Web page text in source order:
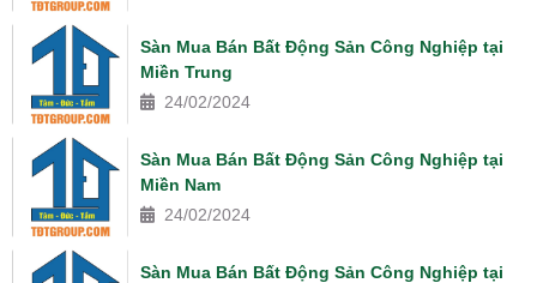
Sàn Mua Bán Bất Động Sản Công Nghiệp tại
Miền Trung
24/02/2024
Sàn Mua Bán Bất Động Sản Công Nghiệp tại
Miền Nam
24/02/2024
Sàn Mua Bán Bất Động Sản Công Nghiệp tại